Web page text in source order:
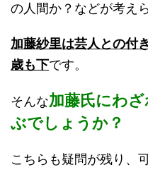
の人間か？などが考え
加藤紗里は芸人との付
歳も下です。
そんな加藤氏にわ
ぶでしょうか？
こちらも疑問が残り、